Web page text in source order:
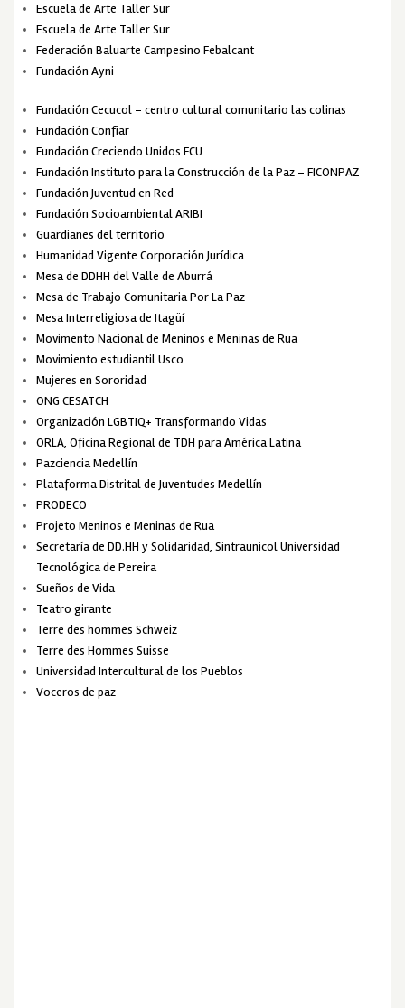
Escuela de Arte Taller Sur
Escuela de Arte Taller Sur
Federación Baluarte Campesino Febalcant
Fundación Ayni
Fundación Cecucol – centro cultural comunitario las colinas
Fundación Confiar
Fundación Creciendo Unidos FCU
Fundación Instituto para la Construcción de la Paz – FICONPAZ
Fundación Juventud en Red
Fundación Socioambiental ARIBI
Guardianes del territorio
Humanidad Vigente Corporación Jurídica
Mesa de DDHH del Valle de Aburrá
Mesa de Trabajo Comunitaria Por La Paz
Mesa Interreligiosa de Itagüí
Movimento Nacional de Meninos e Meninas de Rua
Movimiento estudiantil Usco
Mujeres en Sororidad
ONG CESATCH
Organización LGBTIQ+ Transformando Vidas
ORLA, Oficina Regional de TDH para América Latina
Pazciencia Medellín
Plataforma Distrital de Juventudes Medellín
PRODECO
Projeto Meninos e Meninas de Rua
Secretaría de DD.HH y Solidaridad, Sintraunicol Universidad
Tecnológica de Pereira
Sueños de Vida
Teatro girante
Terre des hommes Schweiz
Terre des Hommes Suisse
Universidad Intercultural de los Pueblos
Voceros de paz